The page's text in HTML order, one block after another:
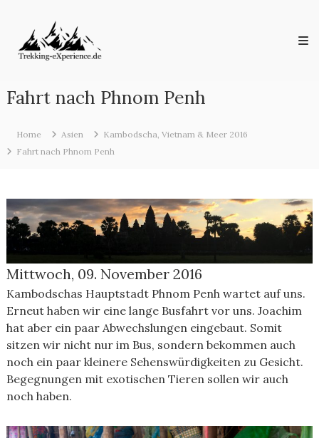
content
eXperience.de
Reiseberichte
aus
Welt
Fahrt nach Phnom Penh
Home Asien
Kambodscha, Vietnam & Meer 2016
Fahrt nach Phnom Penh
Mittwoch, 09. November 2016
Kambodschas Hauptstadt Phnom Penh wartet auf uns.
Erneut haben wir eine lange Busfahrt vor uns. Joachim
hat aber ein paar Abwechslungen eingebaut. Somit
sitzen wir nicht nur im Bus, sondern bekommen auch
noch ein paar kleinere Sehenswürdigkeiten zu Gesicht.
Begegnungen mit exotischen Tieren sollen wir auch
noch haben.